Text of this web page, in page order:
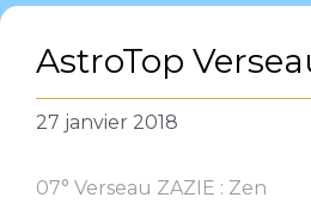
AstroTop
27 janvier 2018
07° Verseau ZAZIE : Zen